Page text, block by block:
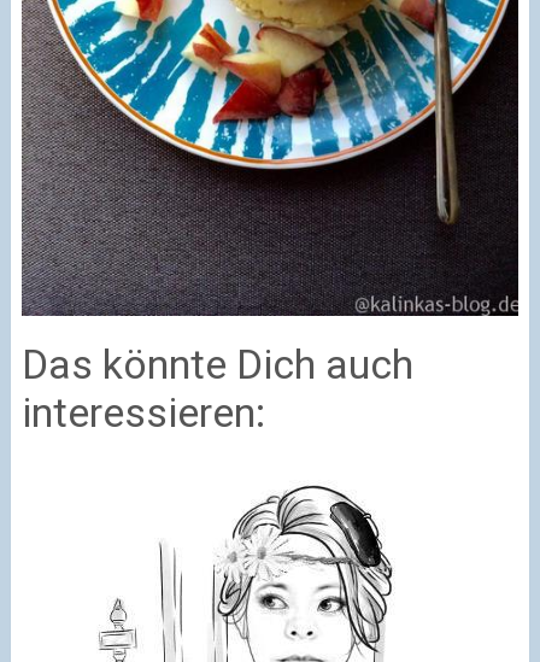
Das könnte Dich auch
interessieren: